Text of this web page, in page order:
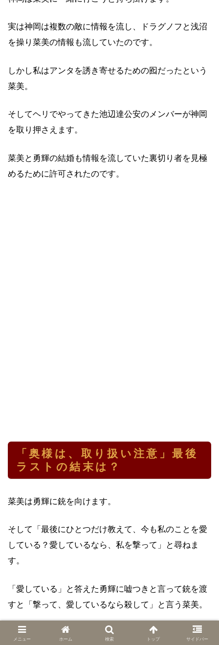
実は神岡は複数の敵に情報を流し、ドラグノフと浅沼
を操り菜美の情報も流していたのです。
しかし私はアンタを誘き寄せるための囮だったという
菜美。
そしてヘリでやってきた池辺達公安のメンバーが神岡
を取り押さえます。
菜美と勇輝の結婚も情報を流していた裏切り者を見極
めるために許可されたのです。
「奥様は、取り扱い注意」最後
ラストの結末は？
菜美は勇輝に銃を向けます。
そして「最後にひとつだけ教えて、今も私のことを愛
している？愛しているなら、私を撃って」と尋ねま
す。
「愛している」と答えた勇輝に嘘つきと言って銃を渡
すと「撃って、愛しているなら殺して」と言う菜美。
勇輝は「愛してる」と言って菜美を撃ち、そのまま菜
メニュー ホーム 検索 トップ サイドバー